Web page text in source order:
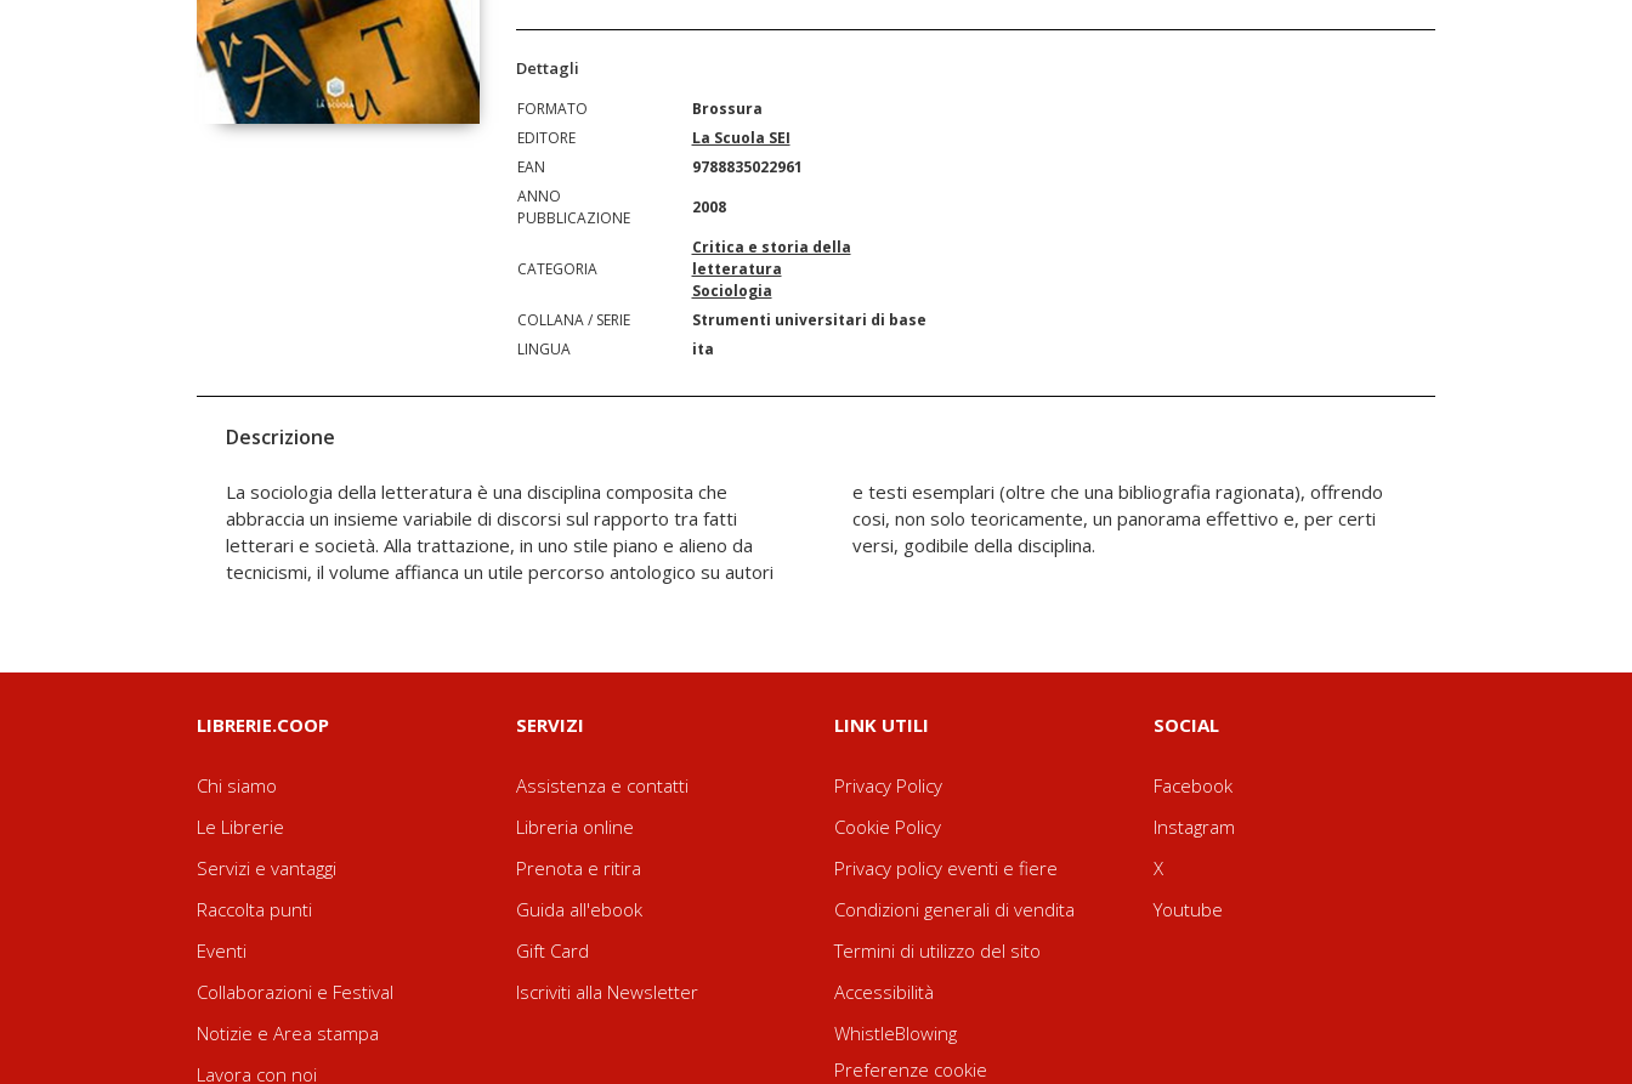
Dettagli
FORMATO
Brossura
EDITORE
La Scuola SEI
EAN
9788835022961
ANNO
PUBBLICAZIONE
2008
CATEGORIA
Critica e storia della
letteratura
Sociologia
COLLANA / SERIE
Strumenti universitari di base
LINGUA
ita
Descrizione
La sociologia della letteratura è una disciplina composita che
abbraccia un insieme variabile di discorsi sul rapporto tra fatti
letterari e società. Alla trattazione, in uno stile piano e alieno da
tecnicismi, il volume affianca un utile percorso antologico su autori
e testi esemplari (oltre che una bibliografia ragionata), offrendo
cosi, non solo teoricamente, un panorama effettivo e, per certi
versi, godibile della disciplina.
LIBRERIE.COOP
Chi siamo
Le Librerie
Servizi e vantaggi
Raccolta punti
Eventi
Collaborazioni e Festival
Notizie e Area stampa
Lavora con noi
SERVIZI
Assistenza e contatti
Libreria online
Prenota e ritira
Guida all'ebook
Gift Card
Iscriviti alla Newsletter
LINK UTILI
Privacy Policy
Cookie Policy
Privacy policy eventi e fiere
Condizioni generali di vendita
Termini di utilizzo del sito
Accessibilità
WhistleBlowing
Preferenze cookie
SOCIAL
Facebook
Instagram
X
Youtube